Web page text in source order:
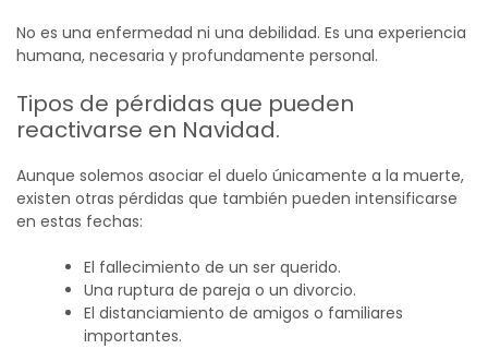
No es una enfermedad ni una debilidad. Es una experiencia
humana, necesaria y profundamente personal.
Tipos de pérdidas que pueden
reactivarse en Navidad.
Aunque solemos asociar el duelo únicamente a la muerte,
existen otras pérdidas que también pueden intensificarse
en estas fechas:
El fallecimiento de un ser querido.
Una ruptura de pareja o un divorcio.
El distanciamiento de amigos o familiares
importantes.